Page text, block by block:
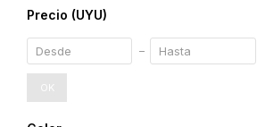
Precio (UYU)
OK